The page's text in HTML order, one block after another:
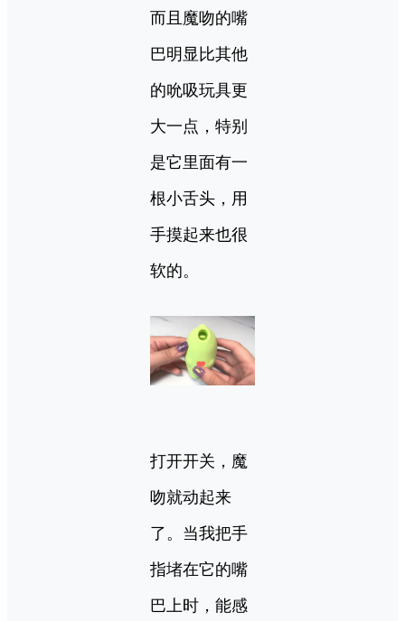
而且魔吻的嘴
巴明显比其他
的吮吸玩具更
大一点，特别
是它里面有一
根小舌头，用
手摸起来也很
软的。
打开开关，魔
吻就动起来
了。当我把手
指堵在它的嘴
巴上时，能感